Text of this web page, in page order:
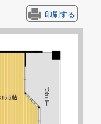
印刷する